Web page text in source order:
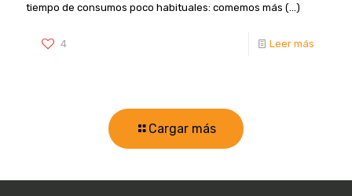
tiempo de consumos poco habituales: comemos más (...)
4 Leer más
Cargar más